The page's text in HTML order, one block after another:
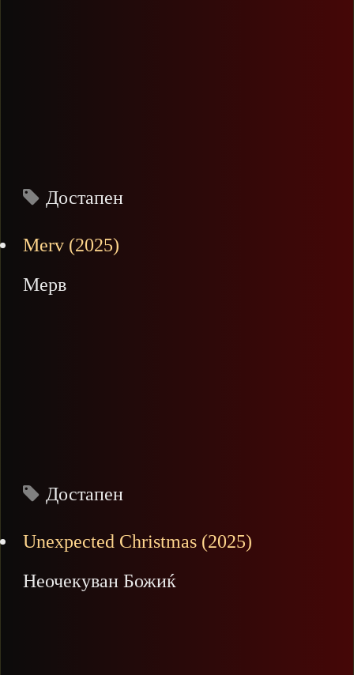
Достапен
Merv (2025)
Мерв
Достапен
Unexpected Christmas (2025)
Неочекуван Божиќ